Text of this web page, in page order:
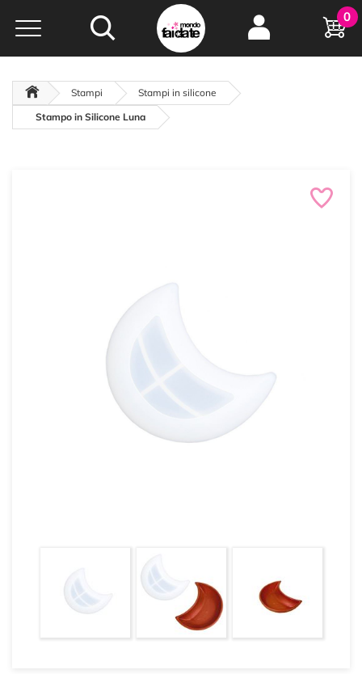
Hobby e
creatività...
oltre 15 anni online
0
Stampi
Stampi in silicone
Stampo in Silicone Luna